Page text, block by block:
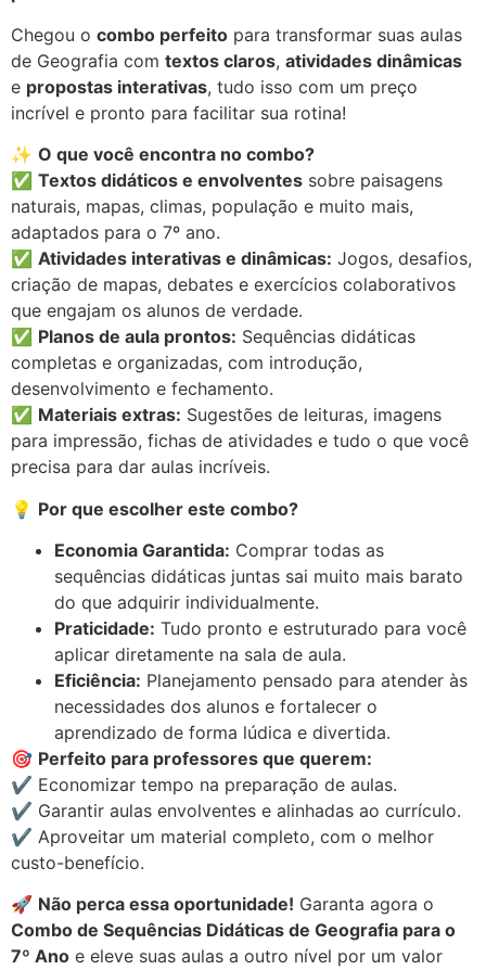
Chegou o combo perfeito para transformar suas aulas
de Geografia com textos claros, atividades dinâmicas
e propostas interativas, tudo isso com um preço
incrível e pronto para facilitar sua rotina!
✨ O que você encontra no combo?
✅ Textos didáticos e envolventes sobre paisagens
naturais, mapas, climas, população e muito mais,
adaptados para o 7º ano.
✅ Atividades interativas e dinâmicas: Jogos, desafios,
criação de mapas, debates e exercícios colaborativos
que engajam os alunos de verdade.
✅ Planos de aula prontos: Sequências didáticas
completas e organizadas, com introdução,
desenvolvimento e fechamento.
✅ Materiais extras: Sugestões de leituras, imagens
para impressão, fichas de atividades e tudo o que você
precisa para dar aulas incríveis.
💡 Por que escolher este combo?
Economia Garantida: Comprar todas as
sequências didáticas juntas sai muito mais barato
do que adquirir individualmente.
Praticidade: Tudo pronto e estruturado para você
aplicar diretamente na sala de aula.
Eficiência: Planejamento pensado para atender às
necessidades dos alunos e fortalecer o
aprendizado de forma lúdica e divertida.
🎯 Perfeito para professores que querem:
✔️ Economizar tempo na preparação de aulas.
✔️ Garantir aulas envolventes e alinhadas ao currículo.
✔️ Aproveitar um material completo, com o melhor
custo-benefício.
🚀 Não perca essa oportunidade! Garanta agora o
Combo de Sequências Didáticas de Geografia para o
7º Ano e eleve suas aulas a outro nível por um valor